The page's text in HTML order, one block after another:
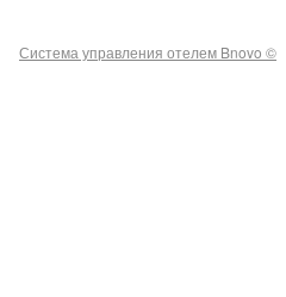
Система управления отелем Bnovo ©